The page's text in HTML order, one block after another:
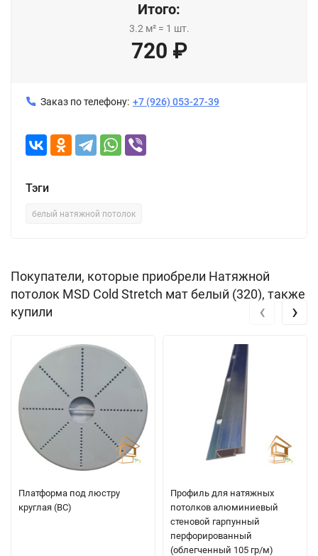
Итого:
3.2 м²= 1 шт.
720 ₽
Заказ по телефону: +7 (926) 053-27-39
Тэги
белый натяжной потолок
Покупатели, которые приобрели Натяжной
потолок MSD Cold Stretch мат белый (320), также
купили
Платформа под люстру
круглая (ВС)
Профиль для натяжных
потолков алюминиевый
стеновой гарпунный
перфорированный
(облегченный 105 гр/м)
‹ ›